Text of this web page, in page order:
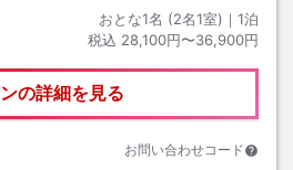
おとな1名 (2名1室)｜ 1泊
税込 28,100円〜36,900円
の詳細を見る
お問い合わせコード